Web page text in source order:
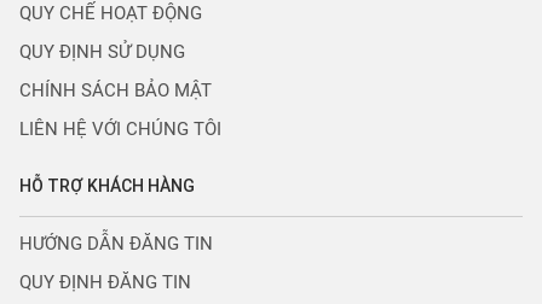
QUY CHẾ HOẠT ĐỘNG
QUY ĐỊNH SỬ DỤNG
CHÍNH SÁCH BẢO MẬT
LIÊN HỆ VỚI CHÚNG TÔI
HỖ TRỢ KHÁCH HÀNG
HƯỚNG DẪN ĐĂNG TIN
QUY ĐỊNH ĐĂNG TIN